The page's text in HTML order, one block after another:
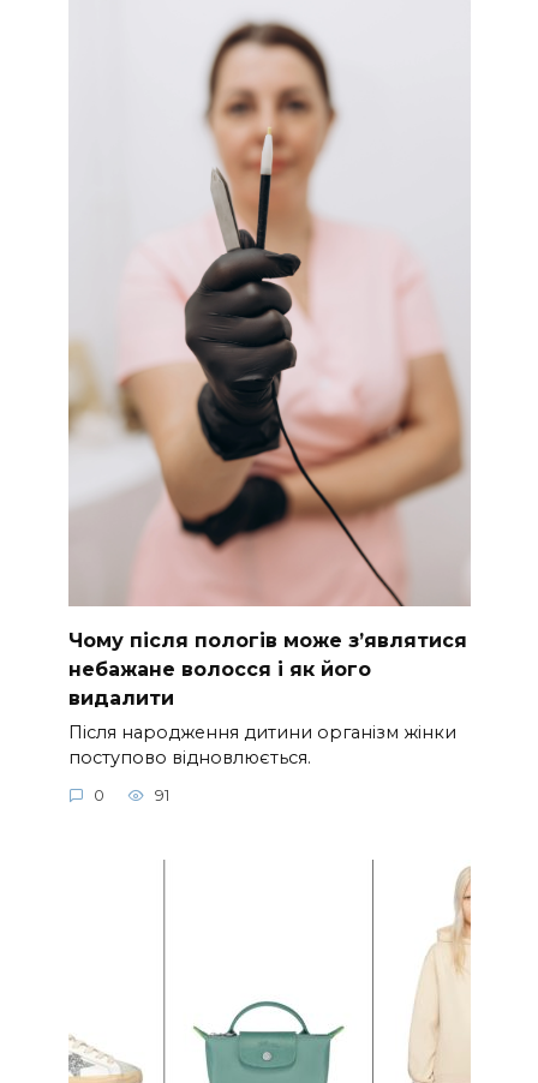
Чому після пологів може з’являтися
небажане волосся і як його
видалити
Після народження дитини організм жінки
поступово відновлюється.
0 91